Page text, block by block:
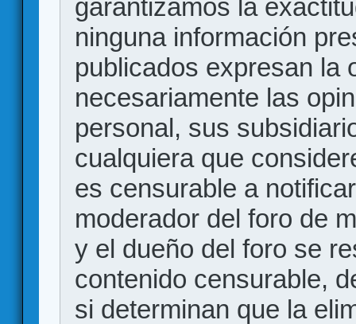
garantizamos la
ninguna información
publicados expresan la
necesariamente las
personal, sus
cualquiera que
es censurable a
moderador del foro de
y el dueño del foro se
contenido censurable,
si determinan que la